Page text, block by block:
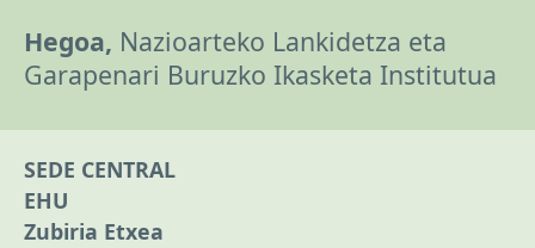
Hegoa, Nazioarteko Lankidetza eta
Garapenari Buruzko Ikasketa Institutua
SEDE CENTRAL
EHU
Zubiria Etxea